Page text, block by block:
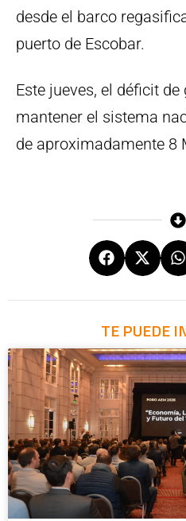
desde el barco
puerto de Escobar.
Este jueves, el déficit
mantener el sistema
de aproximadamente 8
TE PUEDE